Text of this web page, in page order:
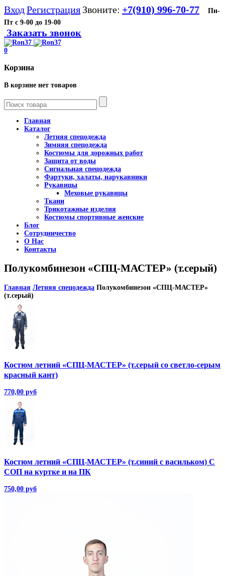
ВходРегистрация Звоните: +7(910) 996-70-77
Пн-
Пт с 9-00 до 19-00
Заказать звонок
0
Корзина
В корзине нет товаров
Главная
Каталог
Летняя спецодежда
Зимняя спецодежда
Костюмы для дорожных работ
Защита от воды
Сигнальная спецодежда
Фартуки, халаты, нарукавники
Рукавицы
Меховые рукавицы
Ткани
Трикотажные изделия
Костюмы спортивные женские
Блог
Сотрудничество
О Нас
Контакты
Полукомбинезон «СПЦ-МАСТЕР» (т.серый)
Главная Летняя спецодежда Полукомбинезон «СПЦ-МАСТЕР»
(т.серый)
Костюм летний «СПЦ-МАСТЕР» (т.серый со светло-серым
красный кант)
770,00 руб
Костюм летний «СПЦ-МАСТЕР» (т.синий с васильком) С
СОП на куртке и на ПК
750,00 руб